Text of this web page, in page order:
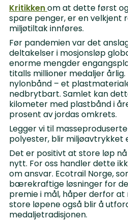
Kritikkenom at dette først
spare penger, er en velkjent
miljøtiltak innføres.
Før pandemien var det
deltakelser i mosjonsløp
enorme mengder
titalls millioner medaljer
nylonbånd – et
nedbrytbart. Samlet kan
kilometer med plastbånd i
prosent av jordas omkrets.
Legger vi til
polyester, blir miljøavtrykket
Det er positivt at store løp
nytt. For oss handler dette
om ansvar. Ecotrail Norge,
bærekraftige løsninger for
premie i mål, håper derfor
store løpene også blir å
medaljetradisjonen.